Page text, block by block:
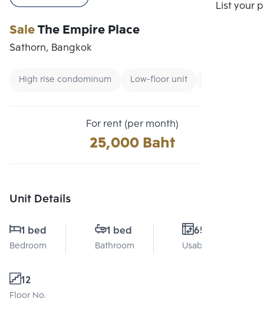
List your
SaleThe Empire Place
Sathorn, Bangkok
High rise condominum Low-floor unit
For rent (per month)
25,000 Baht
Unit Details
1 bed
Bedroom
1 bed
Bathroom
65 Sq.m.
Usable area
12
Floor No.